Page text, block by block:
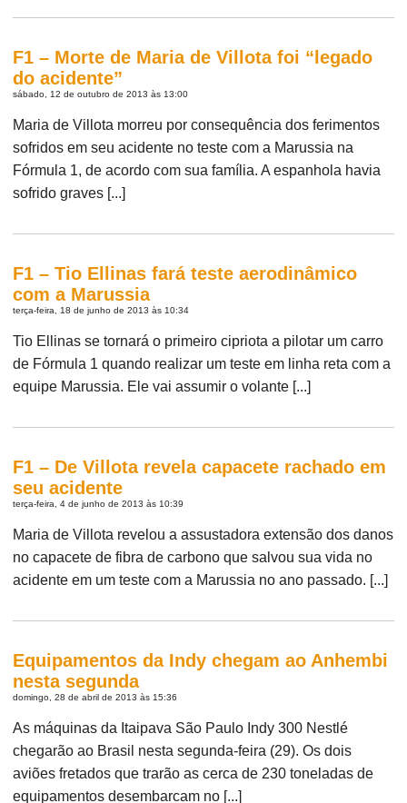
F1 – Morte de Maria de Villota foi “legado
do acidente”
sábado, 12 de outubro de 2013 às 13:00
Maria de Villota morreu por consequência dos ferimentos
sofridos em seu acidente no teste com a Marussia na
Fórmula 1, de acordo com sua família. A espanhola havia
sofrido graves [...]
F1 – Tio Ellinas fará teste aerodinâmico
com a Marussia
terça-feira, 18 de junho de 2013 às 10:34
Tio Ellinas se tornará o primeiro cipriota a pilotar um carro
de Fórmula 1 quando realizar um teste em linha reta com a
equipe Marussia. Ele vai assumir o volante [...]
F1 – De Villota revela capacete rachado em
seu acidente
terça-feira, 4 de junho de 2013 às 10:39
Maria de Villota revelou a assustadora extensão dos danos
no capacete de fibra de carbono que salvou sua vida no
acidente em um teste com a Marussia no ano passado. [...]
Equipamentos da Indy chegam ao Anhembi
nesta segunda
domingo, 28 de abril de 2013 às 15:36
As máquinas da Itaipava São Paulo Indy 300 Nestlé
chegarão ao Brasil nesta segunda-feira (29). Os dois
aviões fretados que trarão as cerca de 230 toneladas de
equipamentos desembarcam no [...]